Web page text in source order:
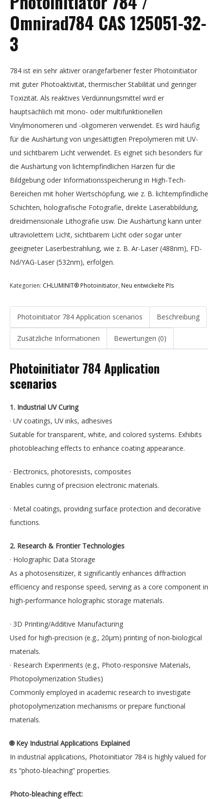
Omnirad784 CAS 125051-32-
3
784 ist ein sehr aktiver orangefarbener fester Photoinitiator
mit guter Photoaktivität, thermischer Stabilität und geringer
Toxizität. Als reaktives Verdünnungsmittel wird er
hauptsächlich mit mono- oder multifunktionellen
Vinylmonomeren und -oligomeren verwendet. Es wird häufig
für die Aushärtung von ungesättigten Prepolymeren mit UV-
und sichtbarem Licht verwendet. Es eignet sich besonders für
die Aushärtung von lichtempfindlichen Harzen für die
Bildgebung oder Informationsspeicherung in High-Tech-
Bereichen mit hoher Wertschöpfung, wie z. B. lichtempfindliche
Schichten, holografische Fotografie, direkte Laserabbildung,
dreidimensionale Lithografie usw. Die Aushärtung kann unter
ultraviolettem Licht, sichtbarem Licht oder sogar unter
geeigneter Laserbestrahlung, wie z. B. Ar-Laser (488nm), FD-
Nd/YAG-Laser (532nm), erfolgen.
Kategorien: CHLUMINIT® Photoinitiator, Neu entwickelte PIs
Photoinitiator 784 Application scenarios Beschreibung
Zusätzliche Informationen Bewertungen (0)
Photoinitiator 784 Application
scenarios
1. Industrial UV Curing
· UV coatings, UV inks, adhesives
Suitable for transparent, white, and colored systems. Exhibits
photobleaching effects to enhance coating appearance.
· Electronics, photoresists, composites
Enables curing of precision electronic materials.
· Metal coatings, providing surface protection and decorative
functions.
2. Research & Frontier Technologies
· Holographic Data Storage
As a photosensitizer, it significantly enhances diffraction
efficiency and response speed, serving as a core component in
high-performance holographic storage materials.
· 3D Printing/Additive Manufacturing
Used for high-precision (e.g., 20μm) printing of non-biological
materials.
· Research Experiments (e.g., Photo-responsive Materials,
Photopolymerization Studies)
Commonly employed in academic research to investigate
photopolymerization mechanisms or prepare functional
materials.
🌐 Key Industrial Applications Explained
In industrial applications, Photoinitiator 784 is highly valued for
its “photo-bleaching” properties.
Photo-bleaching effect: